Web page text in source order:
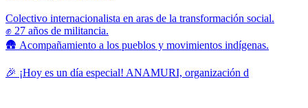
Colectivo internacionalista en aras de la transformación social.
✊ 27 años de militancia.
🛖 Acompañamiento a los pueblos y movimientos indígenas.
🎉 ¡Hoy es un día especial! ANAMURI, organización d